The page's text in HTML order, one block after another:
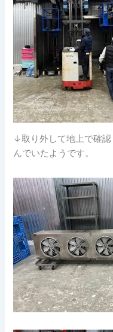
↓取り外して地上で確
んでいたようです。